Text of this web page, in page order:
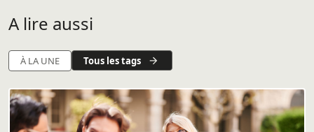
A lire aussi
À LA UNE Tous les tags